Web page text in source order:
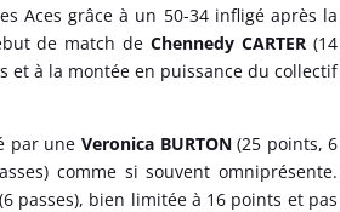
Aces grâce à un 50-34 infligé après la
de match deChennedy CARTER(14
et à la montée en puissance du collectif
par une Veronica BURTON(25 points, 6
comme si souvent omniprésente.
(6 passes), bien limitée à 16 points et pas